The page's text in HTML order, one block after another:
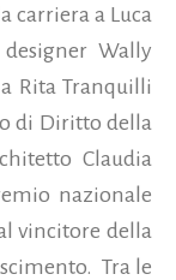
carriera a Luca
Wally
Rita Tranquilli
di Diritto della
Claudia
nazionale
vincitore della
Tra le